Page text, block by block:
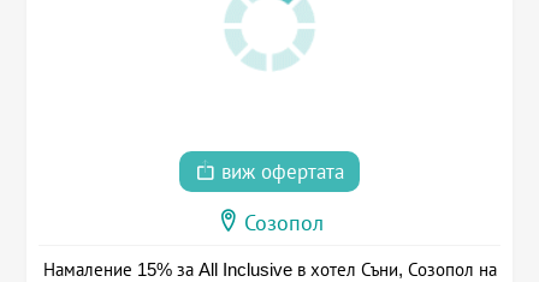
виж офертата
Созопол
Намаление 15% за All Inclusive в хотел Съни, Созопол на